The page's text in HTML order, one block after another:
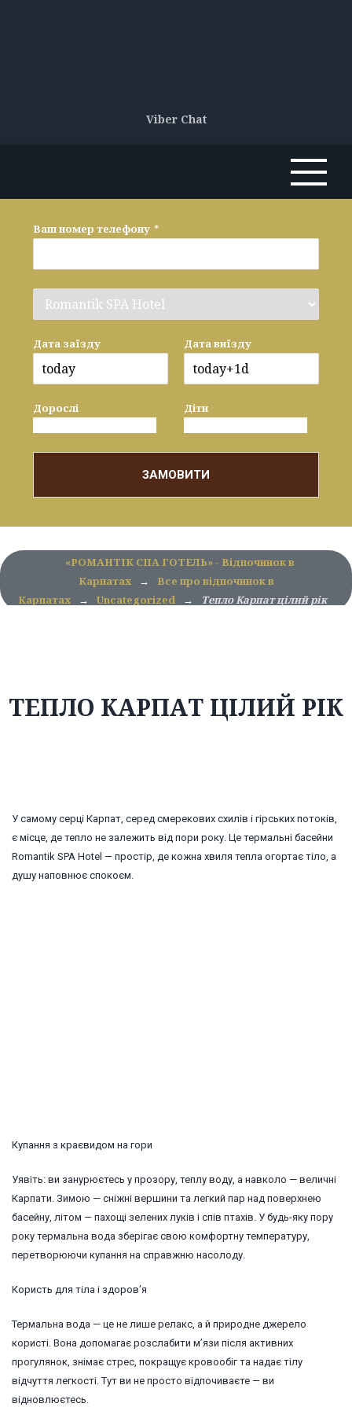
Viber Chat
Ваш номер телефону *
Дата заїзду Дата виїзду
Дорослі Діти
ЗАМОВИТИ
«РОМАНТІК СПА ГОТЕЛЬ» - Відпочинок в
Карпатах
→
Все про відпочинок в
Карпатах
→ Uncategorized → Тепло Карпат цілий рік
ТЕПЛО КАРПАТ ЦІЛИЙ РІК
У самому серці Карпат, серед смерекових схилів і гірських потоків,
є місце, де тепло не залежить від пори року. Це термальні басейни
Romantik SPA Hotel — простір, де кожна хвиля тепла огортає тіло, а
душу наповнює спокоєм.
Купання з краєвидом на гори
Уявіть: ви занурюєтесь у прозору, теплу воду, а навколо — величні
Карпати. Зимою — сніжні вершини та легкий пар над поверхнею
басейну, літом — пахощі зелених луків і спів птахів. У будь-яку пору
року термальна вода зберігає свою комфортну температуру,
перетворюючи купання на справжню насолоду.
Користь для тіла і здоров’я
Термальна вода — це не лише релакс, а й природне джерело
користі. Вона допомагає розслабити м’язи після активних
прогулянок, знімає стрес, покращує кровообіг та надає тілу
відчуття легкості. Тут ви не просто відпочиваєте — ви
відновлюєтесь.